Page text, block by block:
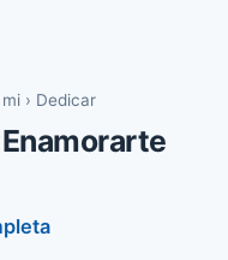
› Dedicar